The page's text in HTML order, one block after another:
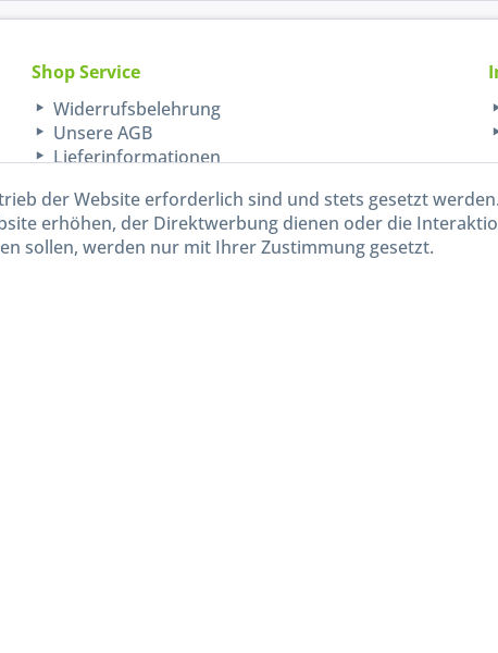
Shop Service
Widerrufsbelehrung
Unsere AGB
Lieferinformationen
der Website erforderlich sind und stets gesetzt werden.
erhöhen, der Direktwerbung dienen oder die
sollen, werden nur mit Ihrer Zustimmung gesetzt.